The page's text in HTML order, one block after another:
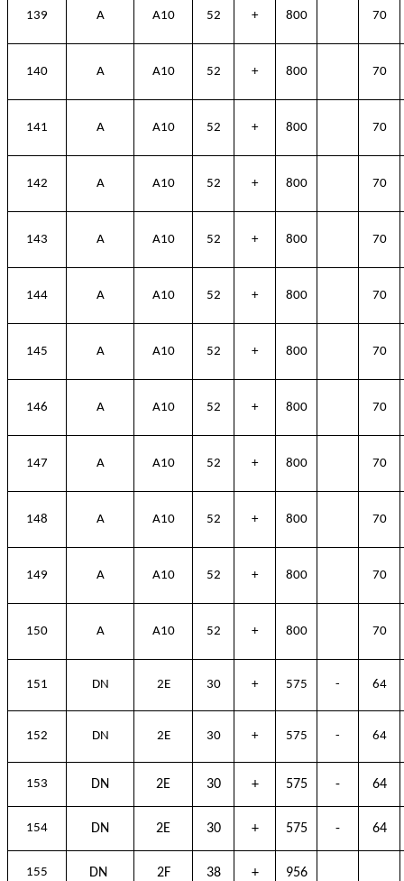
139 A A10 52 + 800 70
140 A A10 52 + 800 70
141 A A10 52 + 800 70
142 A A10 52 + 800 70
143 A A10 52 + 800 70
144 A A10 52 + 800 70
145 A A10 52 + 800 70
146 A A10 52 + 800 70
147 A A10 52 + 800 70
148 A A10 52 + 800 70
149 A A10 52 + 800 70
150 A A10 52 + 800 70
151 DN 2E 30 + 575 - 64
152 DN 2E 30 + 575 - 64
153 DN 2E 30 + 575 - 64
154 DN 2E 30 + 575 - 64
155 DN 2F 38 + 956